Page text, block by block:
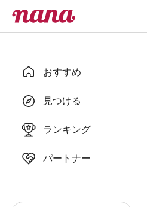
おすすめ
見つける
ランキング
パートナー